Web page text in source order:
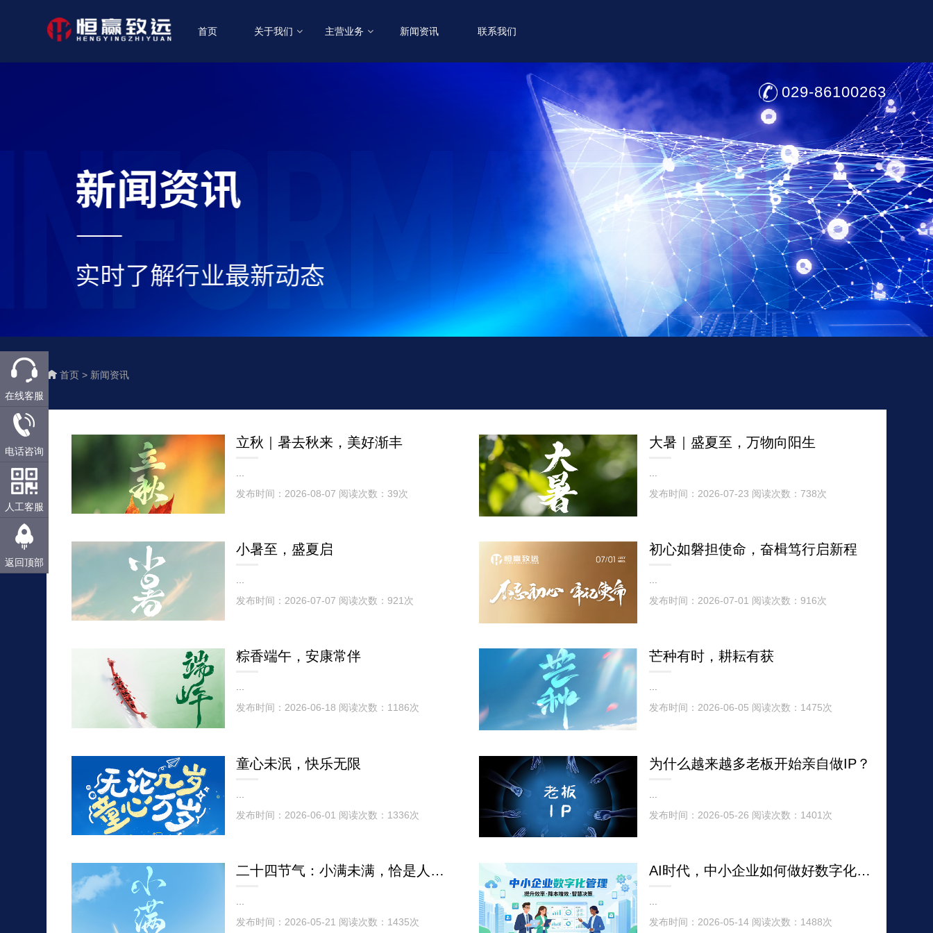
首页 关于我们 主营业务 新闻资讯 联系我们
029-86100263
首页 > 新闻资讯
立秋｜暑去秋来，美好渐丰
...
发布时间：2026-08-07 阅读次数：39次
大暑｜盛夏至，万物向阳生
...
发布时间：2026-07-23 阅读次数：738次
小暑至，盛夏启
...
发布时间：2026-07-07 阅读次数：921次
初心如磐担使命，奋楫笃行启新程
...
发布时间：2026-07-01 阅读次数：916次
粽香端午，安康常伴
...
发布时间：2026-06-18 阅读次数：1186次
芒种有时，耕耘有获
...
发布时间：2026-06-05 阅读次数：1475次
童心未泯，快乐无限
发布时间：2026-06-01 阅读次数：1336次
为什么越来越多老板开始亲自做IP？
发布时间：2026-05-26 阅读次数：1401次
二十四节气：小满未满，恰是人生好时节
发布时间：2026-05-21 阅读次数：1435次
AI时代，中小企业如何做好数字化管理？
发布时间：2026-05-14 阅读次数：1488次
在线客服
电话咨询
人工客服
返回顶部